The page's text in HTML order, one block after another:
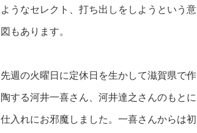
ようなセレクト、 打ち出しをしようという意
図もあります。
先週の火曜日に定休日を生かして滋賀県で作
陶する河井一喜さん、河井達之さんのもとに
仕入れにお邪魔しました。一喜さんからは初